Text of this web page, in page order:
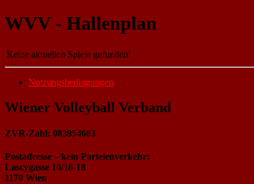
WVV - Hallenplan
Keine aktuellen Spiele gefunden!
Nutzungsbedingungen
Wiener Volleyball Verband
ZVR-Zahl: 083954683
Postadresse – kein Parteienverkehr:
Lascygasse 10/16-18
1170 Wien